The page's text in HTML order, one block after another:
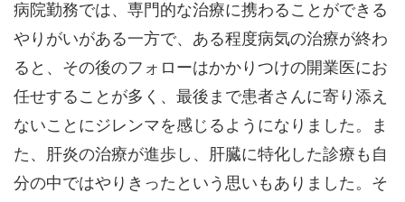
病院勤務では、専門的な治療に携わることができる
やりがいがある一方で、ある程度病気の治療が終わ
ると、その後のフォローはかかりつけの開業医にお
任せすることが多く、最後まで患者さんに寄り添え
ないことにジレンマを感じるようになりました。ま
た、肝炎の治療が進歩し、肝臓に特化した診療も自
分の中ではやりきったという思いもありました。そ